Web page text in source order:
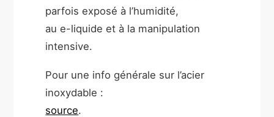
parfois exposé à l’humidité,
au e-liquide et à la manipulation
intensive.
Pour une info générale sur l’acier
inoxydable :
source.